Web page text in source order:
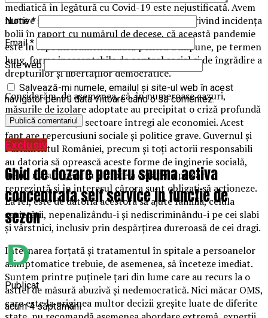
mediatică în legătură cu Covid-19 este nejustificată. Avem
motive să credem, pe baza datelor oficiale privind incidența
bolii în raport cu numărul de decese, că această pandemie
este în fapt instrumentalizată pentru a impune, pe termen
lung, forme inacceptabile de control social și de îngrădire a
drepturilor și libertăților democratice.
Considerăm, de asemenea, că, în numeroase cazuri,
măsurile de izolare adoptate au precipitat o criză profundă
care a distrus deja sectoare întregi ale economiei. Acest
fapt are repercusiuni sociale și politice grave. Guvernul și
Parlamentul României, precum și toți actorii responsabili
au datoria să oprească aceste forme de inginerie socială,
luând măsuri pentru a proteja cetățenii pe care îi
reprezintă și în interesul cărora sunt obligați să acționeze.
La fel, este de datoria acestora să ajute familia, celula
societății, nepenalizându-i și nediscriminându-i pe cei slabi
și vârstnici, inclusiv prin despărțirea dureroasă de cei dragi.
Internarea forțată și tratamentul în spitale a persoanelor
asimptomatice trebuie, de asemenea, să înceteze imediat.
Suntem printre puținele țari din lume care au recurs la o
astfel de măsură abuzivă și nedemocratică. Nici măcar OMS,
care este la originea multor decizii greșite luate de diferite
Nume*
Email*
Site web
Salvează-mi numele, emailul și site-ul web în acest
navigator pentru data viitoare când o să comentez.
Exclusiv
Ghid de dozare pentru spuma activa
concentrata self service in functie de
sezon
Publicat
acum 4 săptămâni